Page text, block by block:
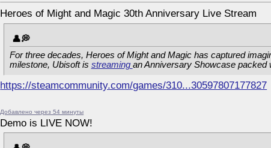
Heroes of Might and Magic 30th Anniversary Live Stream
For three decades, Heroes of Might and Magic has captured
milestone, Ubisoft is streaming an Anniversary Showcase packed
https://steamcommunity.com/games/310...30597807177827
Добавлено через 54 минуты
Demo is LIVE NOW!